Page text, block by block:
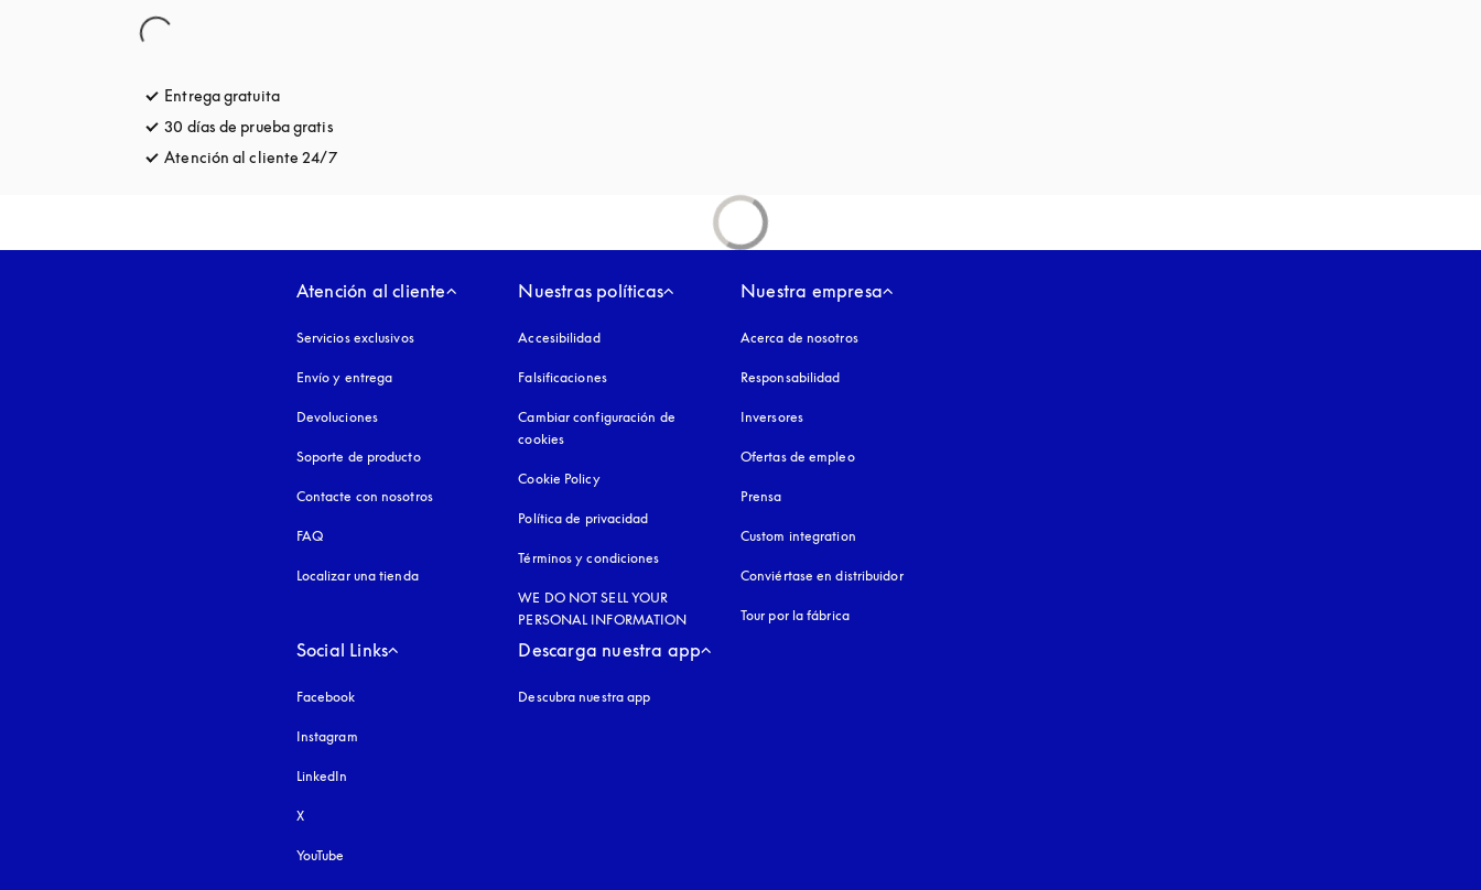
Entrega gratuitaapertura en una pestaña nueva
30 días de prueba gratis
Atención al cliente 24/7apertura en una pestaña nueva
Atención al cliente
Servicios exclusivos
Envío y entrega
Devoluciones
Soporte de producto
Contacte con nosotros
FAQ
Localizar una tienda
Nuestras políticas
Accesibilidadapertura en una pestaña nueva
Falsificacionesapertura en una pestaña nueva
Cambiar configuración de
cookies
Cookie Policyapertura en una pestaña nueva
Política de privacidad
Términos y condiciones
WE DO NOT SELL YOUR
PERSONAL INFORMATION
Nuestra empresa
Acerca de nosotros
Responsabilidad
Inversores
Ofertas de empleo
Prensa
Custom integration
Conviértase en distribuidor
Tour por la fábrica
Social Links
Facebook
Instagram
LinkedIn
X
YouTube
Descarga nuestra app
Descubra nuestra app